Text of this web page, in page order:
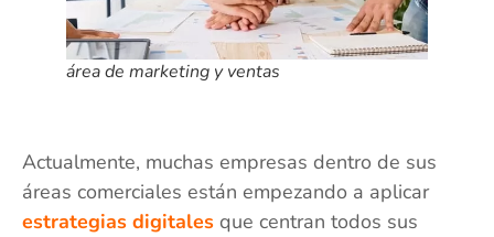
área de marketing y ventas
Actualmente, muchas empresas dentro de sus
áreas comerciales están empezando a aplicar
estrategias digitales que centran todos sus